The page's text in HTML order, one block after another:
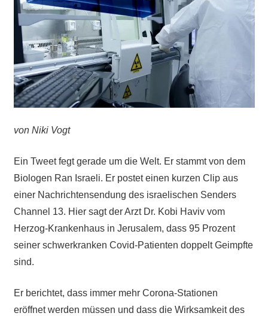
von Niki Vogt
Ein Tweet fegt gerade um die Welt. Er stammt von dem
Biologen Ran Israeli. Er postet einen kurzen Clip aus
einer Nachrichtensendung des israelischen Senders
Channel 13. Hier sagt der Arzt Dr. Kobi Haviv vom
Herzog-Krankenhaus in Jerusalem, dass 95 Prozent
seiner schwerkranken Covid-Patienten doppelt Geimpfte
sind.
Er berichtet, dass immer mehr Corona-Stationen
eröffnet werden müssen und dass die Wirksamkeit des